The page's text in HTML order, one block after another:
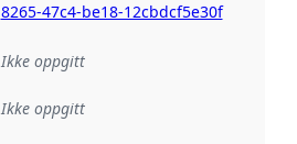
8265-47c4-be18-12cbdcf5e30f
Ikke oppgitt
Ikke oppgitt